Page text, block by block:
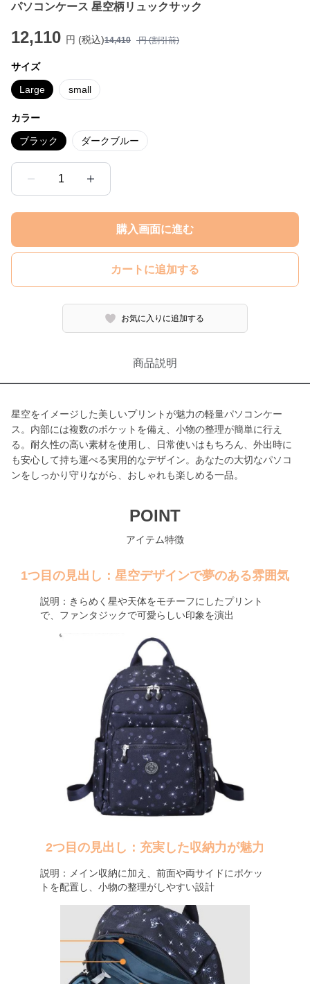
パソコンケース 星空柄リュックサック
12,110 円 (税込)14,410 円 (割引前)
サイズ
Large small
カラー
ブラック ダークブルー
1
購入画面に進む
カートに追加する
お気に入りに追加する
商品説明
星空をイメージした美しいプリントが魅力の軽量パソコンケー
ス。内部には複数のポケットを備え、小物の整理が簡単に行え
る。耐久性の高い素材を使用し、日常使いはもちろん、外出時に
も安心して持ち運べる実用的なデザイン。あなたの大切なパソコ
ンをしっかり守りながら、おしゃれも楽しめる一品。
POINT
アイテム特徴
1つ目の見出し：星空デザインで夢のある雰囲気
説明：きらめく星や天体をモチーフにしたプリント
で、ファンタジックで可愛らしい印象を演出
2つ目の見出し：充実した収納力が魅力
説明：メイン収納に加え、前面や両サイドにポケッ
トを配置し、小物の整理がしやすい設計